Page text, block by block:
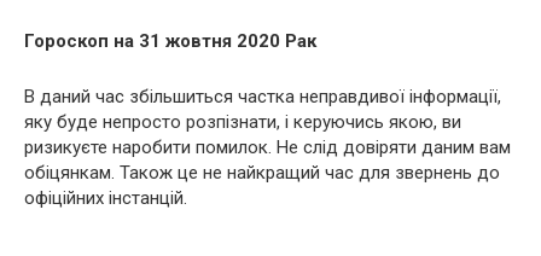
Гороскоп на 31 жовтня 2020 Рак
В даний час збільшиться частка неправдивої інформації,
яку буде непросто розпізнати, і керуючись якою, ви
ризикуєте наробити помилок. Не слід довіряти даним вам
обіцянкам. Також це не найкращий час для звернень до
офіційних інстанцій.